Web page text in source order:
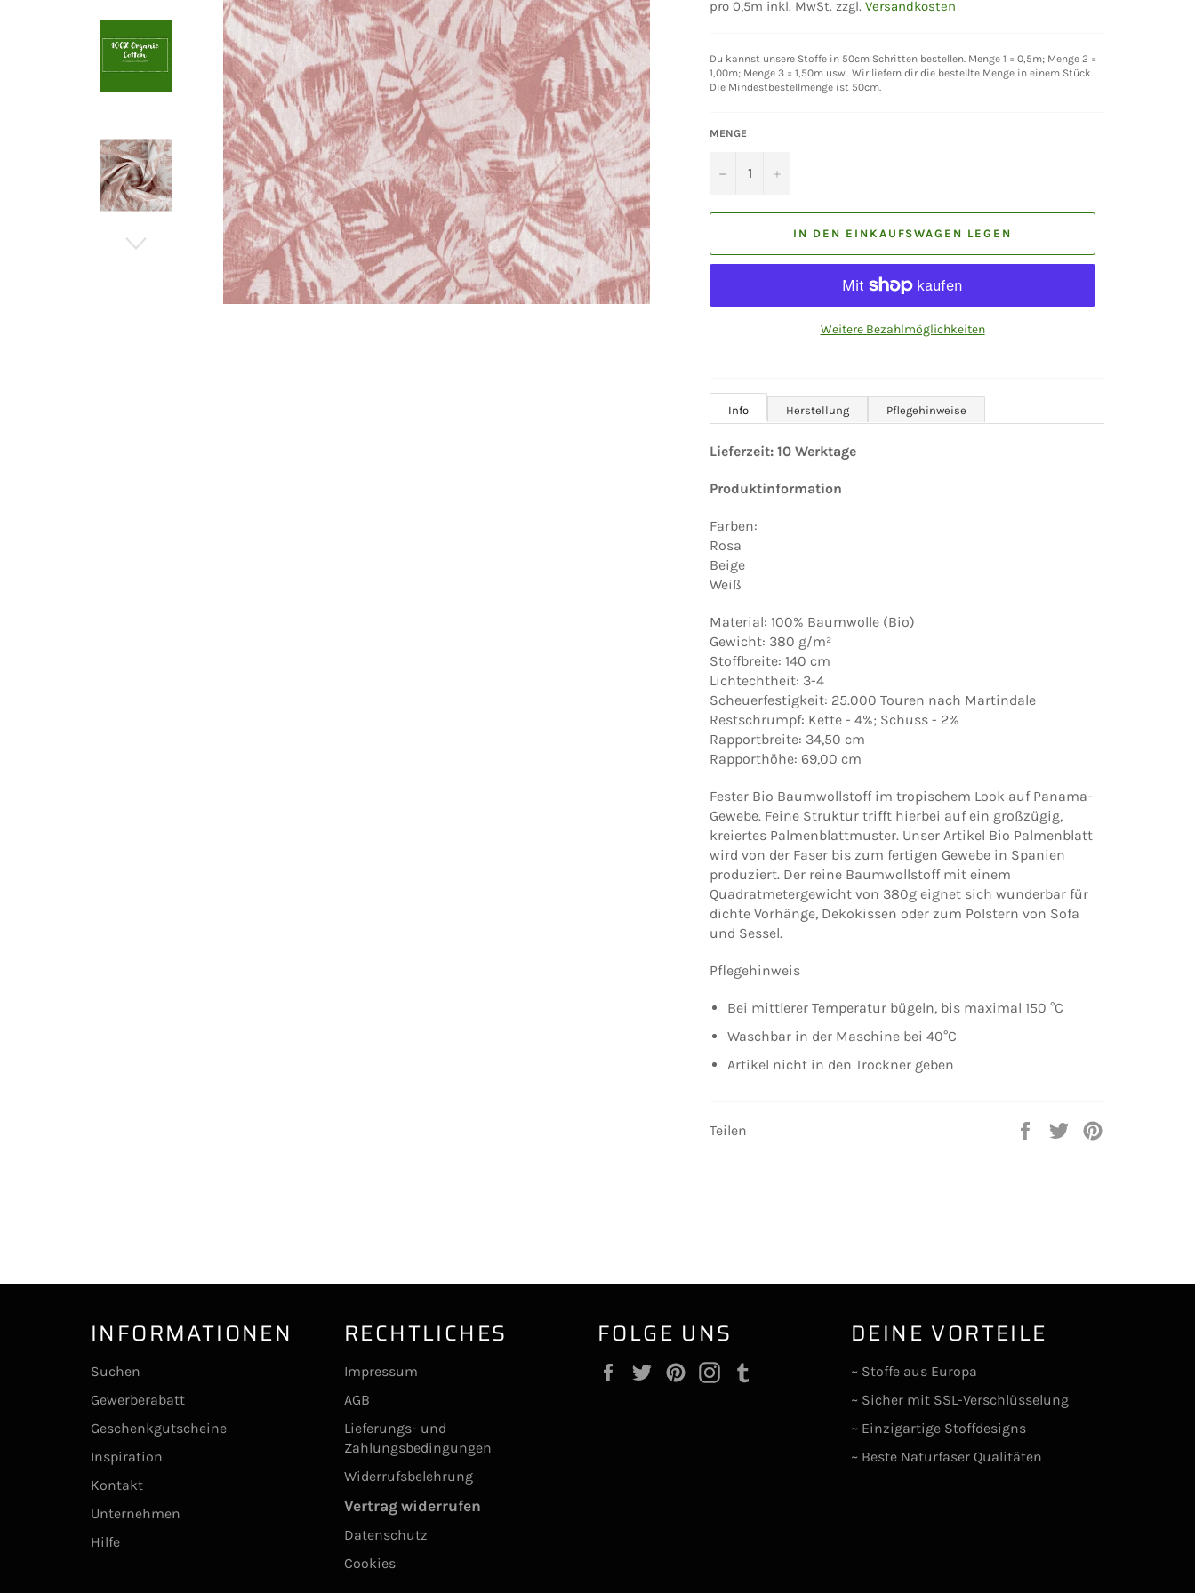
pro 0,5m inkl. MwSt. zzgl. Versandkosten
Du kannst unsere Stoffe in 50cm Schritten bestellen. Menge 1 = 0,5m; Menge 2 =
1,00m; Menge 3 = 1,50m usw.. Wir liefern dir die bestellte Menge in einem Stück.
Die Mindestbestellmenge ist 50cm.
MENGE
− +
IN DEN EINKAUFSWAGEN LEGEN
Weitere Bezahlmöglichkeiten
Info Herstellung Pflegehinweise
Lieferzeit: 10 Werktage
Produktinformation
Farben:
Rosa
Beige
Weiß
Material: 100% Baumwolle (Bio)
Gewicht: 380 g/m²
Stoffbreite: 140 cm
Lichtechtheit: 3-4
Scheuerfestigkeit: 25.000 Touren nach Martindale
Restschrumpf: Kette - 4%; Schuss - 2%
Rapportbreite: 34,50 cm
Rapporthöhe: 69,00 cm
Fester Bio Baumwollstoff im tropischem Look auf Panama-
Gewebe. Feine Struktur trifft hierbei auf ein großzügig,
kreiertes Palmenblattmuster. Unser Artikel Bio Palmenblatt
wird von der Faser bis zum fertigen Gewebe in Spanien
produziert. Der reine Baumwollstoff mit einem
Quadratmetergewicht von 380g eignet sich wunderbar für
dichte Vorhänge, Dekokissen oder zum Polstern von Sofa
und Sessel.
Pflegehinweis
Bei mittlerer Temperatur bügeln, bis maximal 150 °C
Waschbar in der Maschine bei 40°C
Artikel nicht in den Trockner geben
Teilen
Auf
Auf
INFORMATIONEN
Suchen
Gewerberabatt
Geschenkgutscheine
Inspiration
Kontakt
Unternehmen
Hilfe
RECHTLICHES
Impressum
AGB
Lieferungs- und
Zahlungsbedingungen
Widerrufsbelehrung
Vertrag widerrufen
Datenschutz
Cookies
FOLGE UNS
FacebookTwitterPinterestInstagram
DEINE VORTEILE
~ Stoffe aus Europa
~ Sicher mit SSL-Verschlüsselung
~ Einzigartige Stoffdesigns
~ Beste Naturfaser Qualitäten